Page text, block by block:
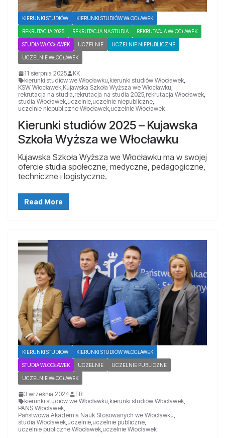
KIERUNKI STUDIÓW KIERUNKI STUDIÓW WŁOCŁAWEK
REKRUTACJA 2025 REKRUTACJA NA STUDIA REKRUTACJA WŁOCŁAWEK
STUDIA WŁOCŁAWEK UCZELNIE UCZELNIE NIEPUBLICZNE
UCZELNIE WŁOCŁAWEK
11 sierpnia 2025
KK
kierunki studiów we Włocławku,kierunki studiów Włocławek,
KSW Włocławek,Kujawska Szkoła Wyższa we Włocławku,
rekrutacja na studia,rekrutacja na studia 2025,rekrutacja Włocławek,
studia Włocławek,uczelnie,uczelnie niepubliczne,
uczelnie niepubliczne Włocławek,uczelnie Włocławek
Kierunki studiów 2025 – Kujawska
Szkoła Wyższa we Włocławku
Kujawska Szkoła Wyższa we Włocławku ma w swojej
ofercie studia społeczne, medyczne, pedagogiczne,
techniczne i logistyczne.
Read More
KIERUNKI STUDIÓW KIERUNKI STUDIÓW WŁOCŁAWEK
STUDIA WŁOCŁAWEK UCZELNIE UCZELNIE PUBLICZNE
UCZELNIE WŁOCŁAWEK
3 września 2024
EB
kierunki studiów we Włocławku,kierunki studiów Włocławek,
PANS Włocławek,
Państwowa Akademia Nauk Stosowanych we Włocławku,
studia Włocławek,uczelnie,uczelnie publiczne,
uczelnie publiczne Włocławek,uczelnie Włocławek